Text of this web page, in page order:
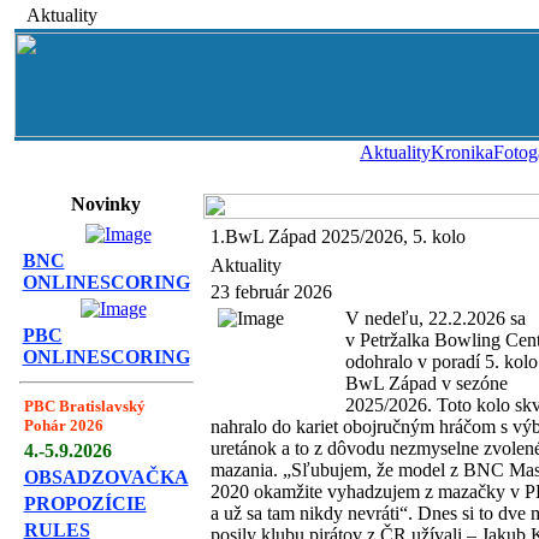
Aktuality
AktualityKronika
Novinky
BNC
ONLINESCORING
PBC
ONLINESCORING
PBC Bratislavský
Pohár 2026
4.-5.9.2026
OBSADZOVAČKA
PROPOZÍCIE
RULES
1.BwL Západ 2025/2026, 5. kolo
Aktuality
23 február 2026
V nedeľu, 22.2.2026 sa
v Petržalka Bowling
odohralo v poradí 5.
BwL Západ v sezóne
2025/2026. Toto kolo
nahralo do kariet obojručným hráčom s
uretánok a to z dôvodu nezmyselne
mazania. „Sľubujem, že model z BNC
2020 okamžite vyhadzujem z mazačky v
a už sa tam nikdy nevráti“. Dnes si to dve
posily klubu pirátov z ČR užívali – Jakub